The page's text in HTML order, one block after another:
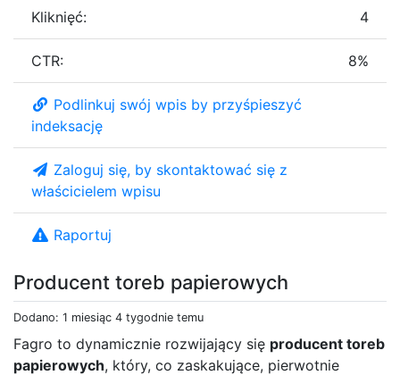
Producent toreb papierowych
Dodano: 1 miesiąc 4 tygodnie temu
Fagro to dynamicznie rozwijający się producent toreb
papierowych, który, co zaskakujące, pierwotnie
Kliknięć: 4
CTR: 8%
Podlinkuj swój wpis by przyśpieszyć
indeksację
Zaloguj się, by skontaktować się z
właścicielem wpisu
Raportuj